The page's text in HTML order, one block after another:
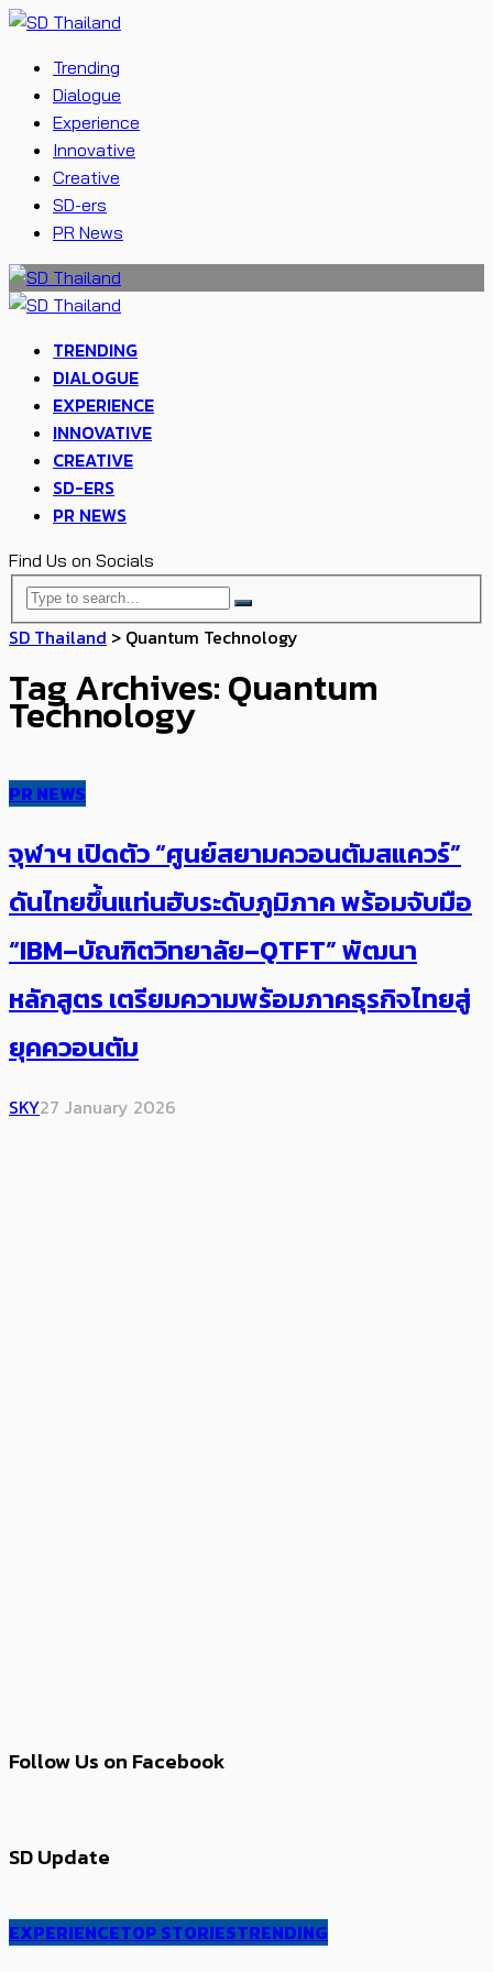
Trending
Dialogue
Experience
Innovative
Creative
SD-ers
PR News
TRENDING
DIALOGUE
EXPERIENCE
INNOVATIVE
CREATIVE
SD-ERS
PR NEWS
Find Us on Socials
SD Thailand > Quantum Technology
Tag Archives: Quantum
Technology
PR NEWS
จุฬาฯ เปิดตัว “ศูนย์สยามควอนตัมสแควร์”
ดันไทยขึ้นแท่นฮับระดับภูมิภาค พร้อมจับมือ
“IBM–บัณฑิตวิทยาลัย–QTFT” พัฒนา
หลักสูตร เตรียมความพร้อมภาคธุรกิจไทยสู่
ยุคควอนตัม
SKY27 January 2026
Follow Us on Facebook
SD Update
EXPERIENCETOP STORIESTRENDING